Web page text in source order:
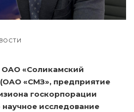
ОАО «Соликамский
«СМЗ», предприятие
госкорпорации
исследование